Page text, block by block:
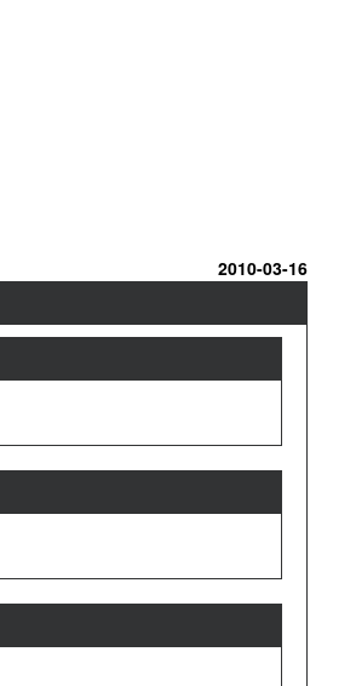
2010-03-16